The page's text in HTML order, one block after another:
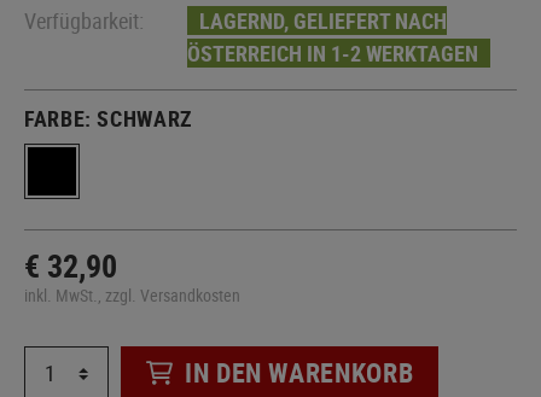
Verfügbarkeit:
LAGERND, GELIEFERT NACH
ÖSTERREICH IN 1-2 WERKTAGEN
FARBE:SCHWARZ
€ 32,90
inkl. MwSt., zzgl. Versandkosten
IN DEN WARENKORB